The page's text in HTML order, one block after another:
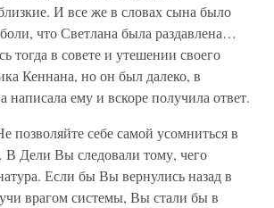
И все же в словах сына было
что Светлана была раздавлена…
тогда в совете и утешении своего
Кеннана, но он был далеко, в
написала ему и вскоре получила ответ.
позволяйте себе самой усомниться в
Дели Вы следовали тому, чего
Если бы Вы вернулись назад в
врагом системы, Вы стали бы в